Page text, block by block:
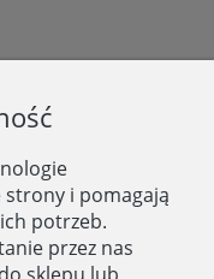
strony i pomagają
potrzeb.
przez nas